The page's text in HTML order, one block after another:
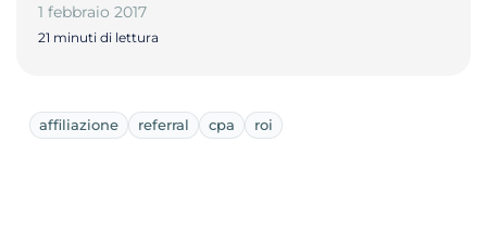
1 febbraio 2017
21 minuti di lettura
affiliazione referral cpa roi